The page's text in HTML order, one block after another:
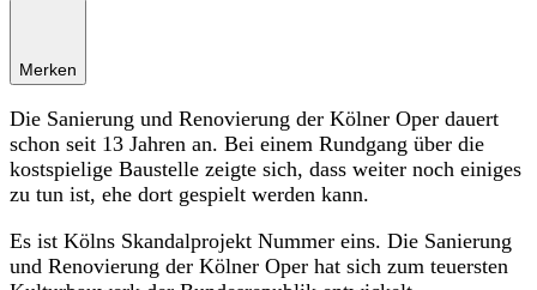
Merken
Die Sanierung und Renovierung der Kölner Oper dauert
schon seit 13 Jahren an. Bei einem Rundgang über die
kostspielige Baustelle zeigte sich, dass weiter noch einiges
zu tun ist, ehe dort gespielt werden kann.
Es ist Kölns Skandalprojekt Nummer eins. Die Sanierung
und Renovierung der Kölner Oper hat sich zum teuersten